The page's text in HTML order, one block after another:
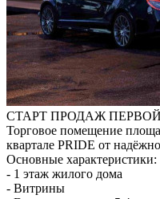
СТАРТ ПРОДАЖ
Торговое помещение
квартале PRIDE от
Основные характеристики:
- 1 этаж жилого дома
- Витрины